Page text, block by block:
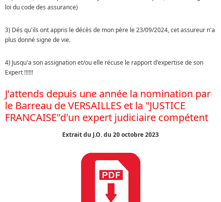
loi du code des assurance)
3) Dés qu'ils ont appris le décès de mon père le 23/09/2024, cet assureur n'a
plus donné signe de vie.
4) Jusqu'a son assignation et/ou elle récuse le rapport d'expertise de son
Expert !!!!!!
J'attends depuis une année la nomination par
le Barreau de VERSAILLES et la "JUSTICE
FRANCAISE"d'un expert judiciaire compétent
Extrait du J.O. du 20 octobre 2023